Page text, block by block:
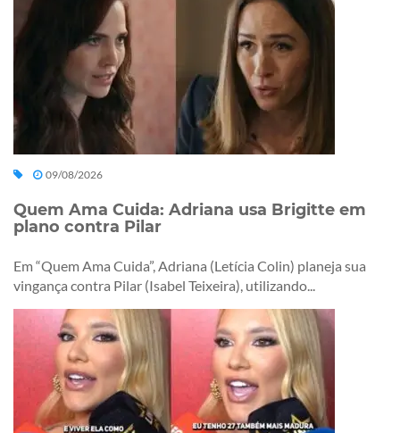
09/08/2026
Quem Ama Cuida: Adriana usa Brigitte em
plano contra Pilar
Em “Quem Ama Cuida”, Adriana (Letícia Colin) planeja sua
vingança contra Pilar (Isabel Teixeira), utilizando...